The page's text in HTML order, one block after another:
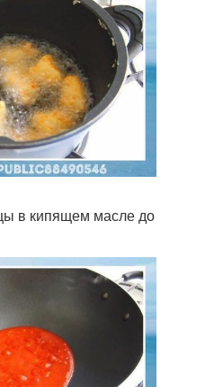
в кипящем масле до